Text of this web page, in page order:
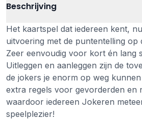
Beschrijving
Het kaartspel dat iedereen kent,
uitvoering met de puntentelling op
Zeer eenvoudig voor kort én lang
Uitleggen en aanleggen zijn de
de jokers je enorm op weg
extra regels voor gevorderden en
waardoor iedereen Jokeren
speelplezier!